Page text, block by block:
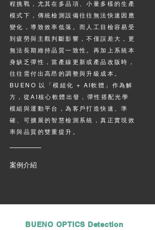
程挑戰，尤其在多品項、小量多樣的生產
模式下，傳統檢測設備往往無法快速因應
變化，導致效率低落。而人工目檢容易受
到疲勞與主觀判斷影響，不僅誤差大，更
無法長期維持品質一致性。再加上系統本
身缺乏彈性，當產線更新或產品改版時，
往往需付出高昂的調整與升級成本。
BUENO 以「模組化 + AI軟體」作為解
方，從AI核心軟體出發，彈性搭配光學
模組與運動平台，為客戶打造快速、準
確、可擴展的智慧檢測系統，真正實現效
率與品質的雙重提升。
案例介紹
BUENO OPTICS Detection